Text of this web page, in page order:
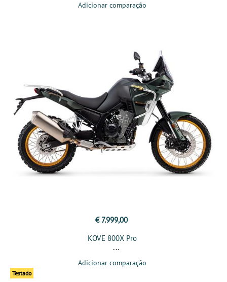
Adicionar comparação
€ 7.999,00
KOVE 800X Pro
Adicionar comparação
Testado